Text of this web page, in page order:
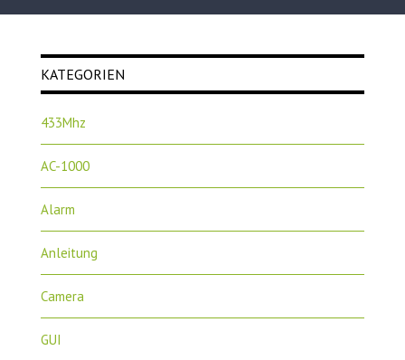
KATEGORIEN
433Mhz
AC-1000
Alarm
Anleitung
Camera
GUI